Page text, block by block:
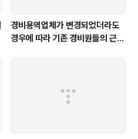
경비용역업체가 변경되었더라도
경우에 따라 기존 경비원들의 근로